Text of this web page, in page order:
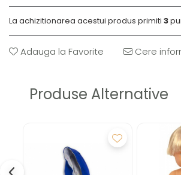
La achizitionarea acestui produs primiti 3
Adauga la Favorite Cere
Produse Alternative